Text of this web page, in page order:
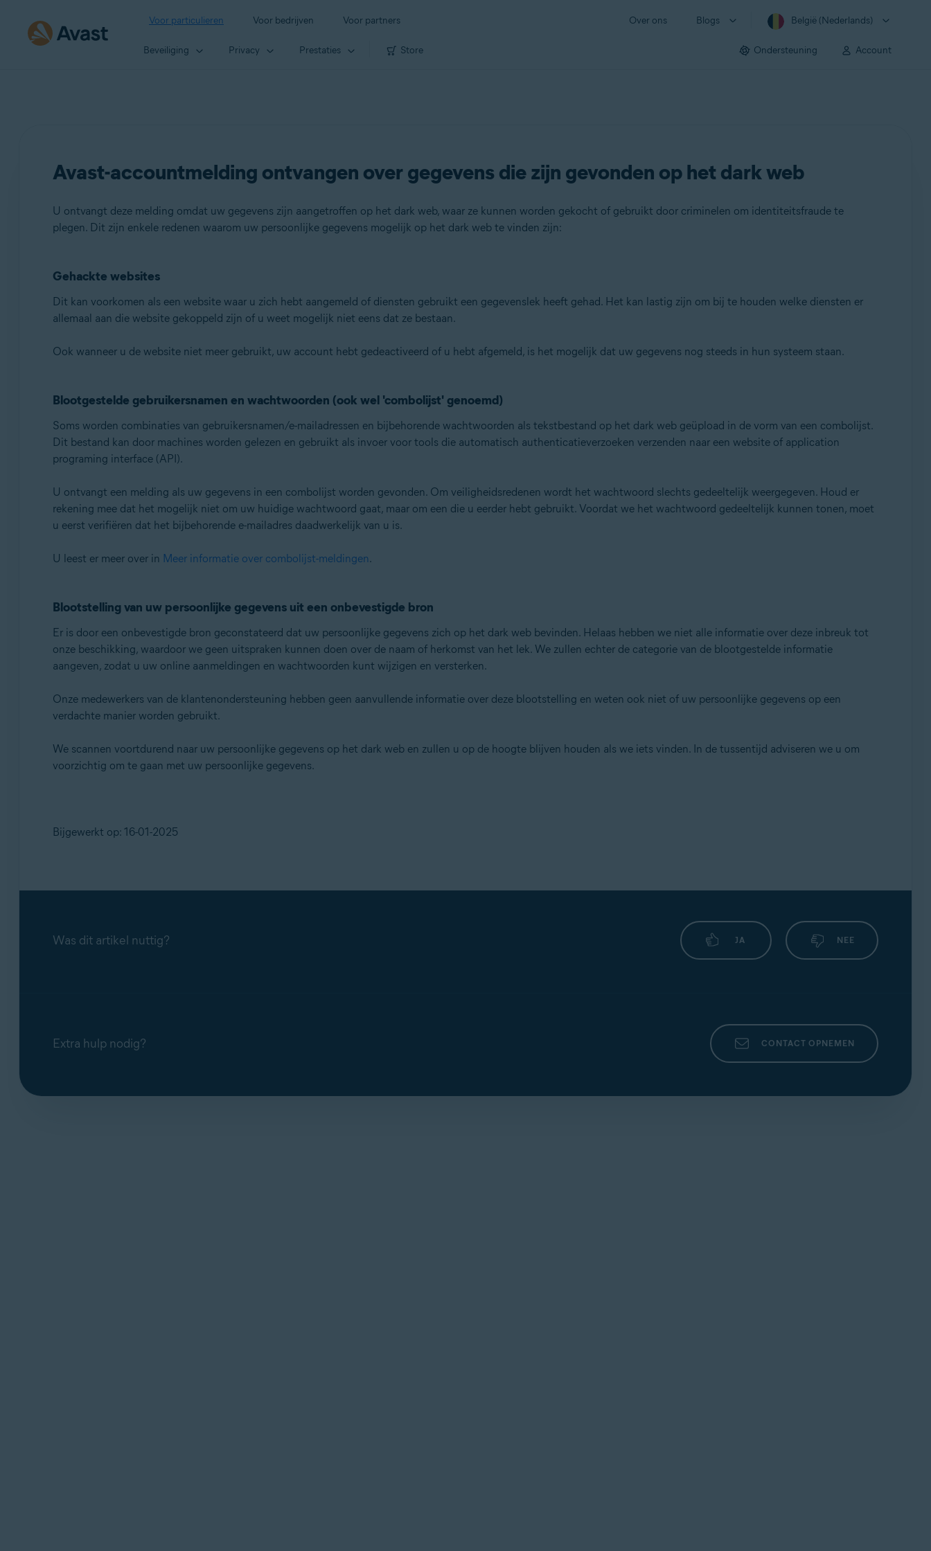
Voor particulieren Voor bedrijven Voor partners Over ons Blogs België (Nederlands)
Beveiliging Privacy Prestaties Store Ondersteuning Account
Avast-accountmelding ontvangen over gegevens die zijn gevonden op het dark web
U ontvangt deze melding omdat uw gegevens zijn aangetroffen op het dark web, waar ze kunnen worden gekocht of gebruikt door criminelen om identiteitsfraude te
plegen. Dit zijn enkele redenen waarom uw persoonlijke gegevens mogelijk op het dark web te vinden zijn:
Gehackte websites
Dit kan voorkomen als een website waar u zich hebt aangemeld of diensten gebruikt een gegevenslek heeft gehad. Het kan lastig zijn om bij te houden welke diensten er
allemaal aan die website gekoppeld zijn of u weet mogelijk niet eens dat ze bestaan.
Ook wanneer u de website niet meer gebruikt, uw account hebt gedeactiveerd of u hebt afgemeld, is het mogelijk dat uw gegevens nog steeds in hun systeem staan.
Blootgestelde gebruikersnamen en wachtwoorden (ook wel 'combolijst' genoemd)
Soms worden combinaties van gebruikersnamen/e-mailadressen en bijbehorende wachtwoorden als tekstbestand op het dark web geüpload in de vorm van een combolijst.
Dit bestand kan door machines worden gelezen en gebruikt als invoer voor tools die automatisch authenticatieverzoeken verzenden naar een website of application
programing interface (API).
U ontvangt een melding als uw gegevens in een combolijst worden gevonden. Om veiligheidsredenen wordt het wachtwoord slechts gedeeltelijk weergegeven. Houd er
rekening mee dat het mogelijk niet om uw huidige wachtwoord gaat, maar om een die u eerder hebt gebruikt. Voordat we het wachtwoord gedeeltelijk kunnen tonen, moet
u eerst verifiëren dat het bijbehorende e-mailadres daadwerkelijk van u is.
U leest er meer over in Meer informatie over combolijst-meldingen.
Blootstelling van uw persoonlijke gegevens uit een onbevestigde bron
Er is door een onbevestigde bron geconstateerd dat uw persoonlijke gegevens zich op het dark web bevinden. Helaas hebben we niet alle informatie over deze inbreuk tot
onze beschikking, waardoor we geen uitspraken kunnen doen over de naam of herkomst van het lek. We zullen echter de categorie van de blootgestelde informatie
aangeven, zodat u uw online aanmeldingen en wachtwoorden kunt wijzigen en versterken.
Onze medewerkers van de klantenondersteuning hebben geen aanvullende informatie over deze blootstelling en weten ook niet of uw persoonlijke gegevens op een
verdachte manier worden gebruikt.
We scannen voortdurend naar uw persoonlijke gegevens op het dark web en zullen u op de hoogte blijven houden als we iets vinden. In de tussentijd adviseren we u om
voorzichtig om te gaan met uw persoonlijke gegevens.
Bijgewerkt op: 16-01-2025
Was dit artikel nuttig? JA NEE
Extra hulp nodig? CONTACT OPNEMEN